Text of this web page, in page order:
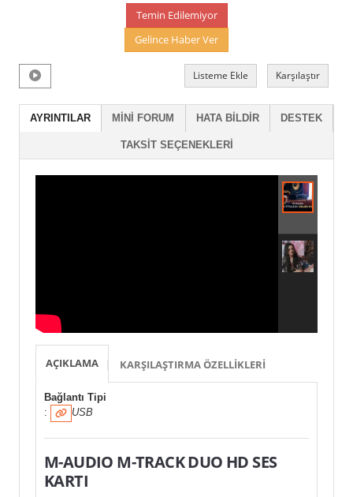
Temin Edilemiyor
Gelince Haber Ver
Listeme Ekle Karşılaştır
AYRINTILAR MINI FORUM HATA BILDIR DESTEK
TAKSIT SEÇENEKLERI
AÇIKLAMA KARŞILAŞTIRMA ÖZELLIKLERI
Bağlantı Tipi
:
USB
M-AUDIO M-TRACK DUO HD SES
KARTI